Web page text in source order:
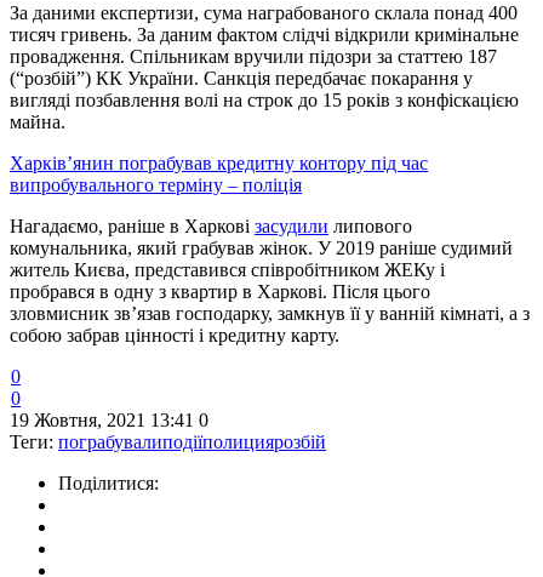
За даними експертизи, сума награбованого склала понад 400
тисяч гривень. За даним фактом слідчі відкрили кримінальне
провадження. Спільникам вручили підозри за статтею 187
(“розбій”) КК України. Санкція передбачає покарання у
вигляді позбавлення волі на строк до 15 років з конфіскацією
майна.
Харків’янин пограбував кредитну контору під час
випробувального терміну – поліція
Нагадаємо, раніше в Харкові засудили липового
комунальника, який грабував жінок. У 2019 раніше судимий
житель Києва, представився співробітником ЖЕКу і
пробрався в одну з квартир в Харкові. Після цього
зловмисник зв’язав господарку, замкнув її у ванній кімнаті, а з
собою забрав цінності і кредитну карту.
0
0
19 Жовтня, 2021 13:41 0
Теги: пограбувалиподіїполициярозбій
Поділитися: